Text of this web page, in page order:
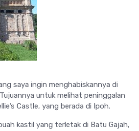
saya ingin menghabiskannya di
untuk melihat peninggalan
Castle, yang berada di Ipoh.
kastil yang terletak di Batu Gajah,